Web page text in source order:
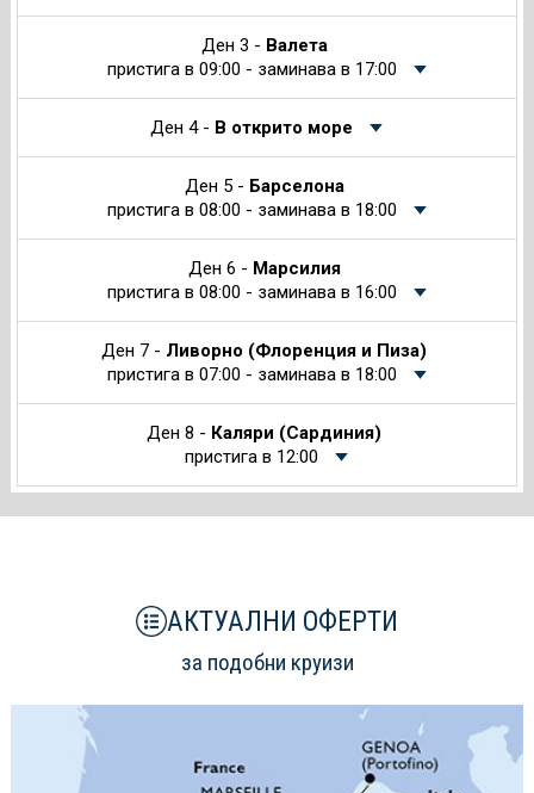
Ден 3 - Валета
пристига в 09:00 - заминава в 17:00
Ден 4 - В открито море
Ден 5 - Барселона
пристига в 08:00 - заминава в 18:00
Ден 6 - Марсилия
пристига в 08:00 - заминава в 16:00
Ден 7 - Ливорно (Флоренция и Пиза)
пристига в 07:00 - заминава в 18:00
Ден 8 - Каляри (Сардиния)
пристига в 12:00
АКТУАЛНИ ОФЕРТИ
за подобни круизи